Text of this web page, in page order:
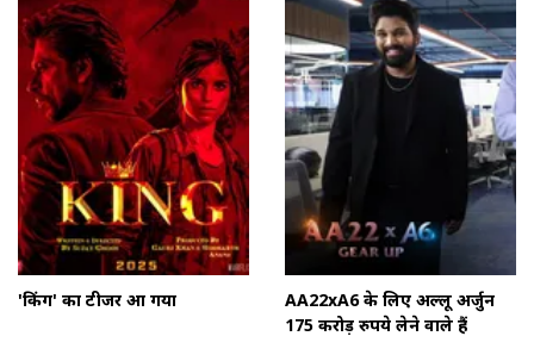
'किंग' का टीजर आ गया
AA22xA6 के लिए अल्लू अर्जुन
175 करोड़ रुपये लेने वाले हैं